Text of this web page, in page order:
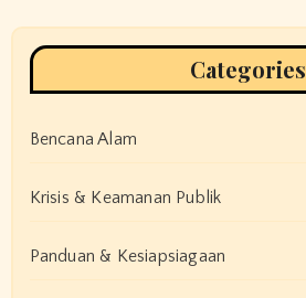
Categories
Bencana Alam
Krisis & Keamanan Publik
Panduan & Kesiapsiagaan